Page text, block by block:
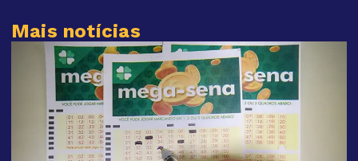
Mais notícias